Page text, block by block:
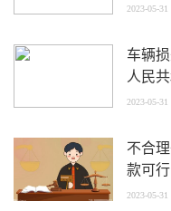
2023-05-31
车辆
人民
容
2023-05-31
不合
款可行
2023-05-31